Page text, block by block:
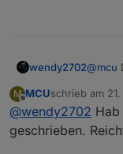
wendy2702@mcu
M
Offline
MCUschrieb am
zuletzt editiert
@wendy2702
geschrieben.